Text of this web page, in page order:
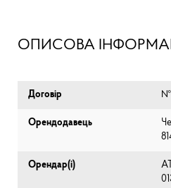
ОПИСОВА
Договір №
Орендодавець
Орендар(і)